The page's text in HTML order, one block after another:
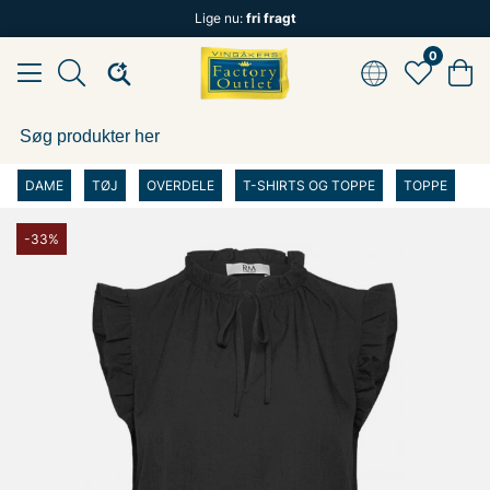
Lige nu: fri fragt
0
DAME TØJ OVERDELE T-SHIRTS OG TOPPE TOPPE
-33%